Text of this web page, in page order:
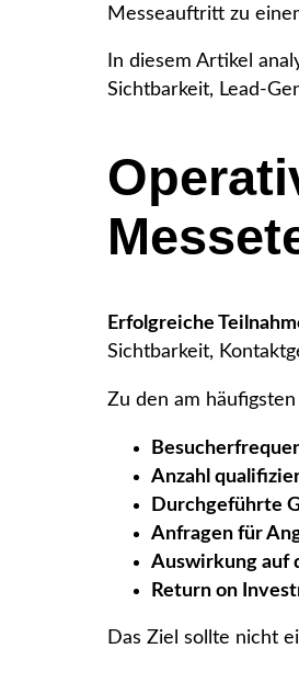
Messeauftritt zu
In diesem Artikel
Sichtbarkeit, Lead-
Erfolgreiche
Sichtbarkeit,
Zu den am
Anzahl
Durchgeführte
Anfragen für
Auswirkung auf
Return on
Das Ziel sollte nicht